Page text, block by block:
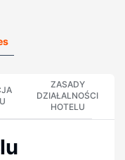
ZASADY
DZIAŁALNOŚCI
HOTELU